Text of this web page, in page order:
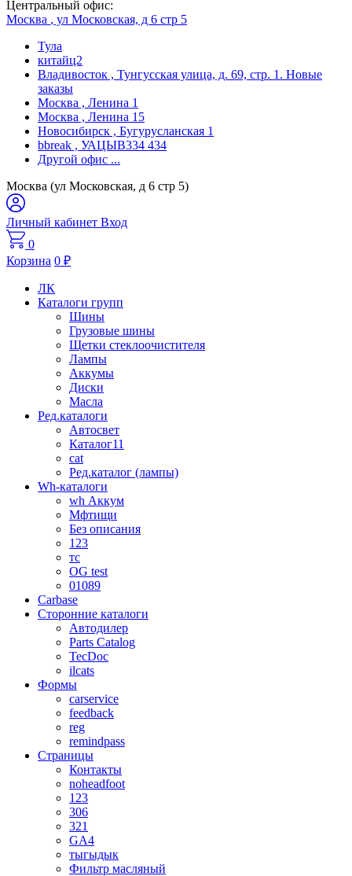
Центральный офис:
Москва , ул Московская, д 6 стр 5
Тула
китайц2
Владивосток , Тунгусская улица, д. 69, стр. 1. Новые
заказы
Москва , Ленина 1
Москва , Ленина 15
Новосибирск , Бугурусланская 1
bbreak , УАЦЫВ334 434
Другой офис ...
Москва (ул Московская, д 6 стр 5)
Личный кабинет Вход
0
Корзина 0 ₽
ЛК
Каталоги групп
Шины
Грузовые шины
Щетки стеклоочистителя
Лампы
Аккумы
Диски
Масла
Ред.каталоги
Автосвет
Каталог11
cat
Ред.каталог (лампы)
Wh-каталоги
wh Аккум
Мфтищи
Без описания
123
тс
OG test
01089
Carbase
Сторонние каталоги
Автодилер
Parts Catalog
TecDoc
ilcats
Формы
carservice
feedback
reg
remindpass
Страницы
Контакты
noheadfoot
123
306
321
GA4
тыгыдык
Фильтр масляный